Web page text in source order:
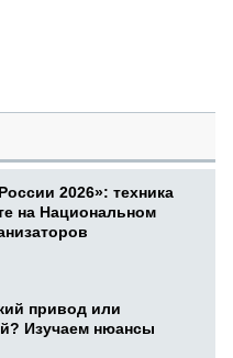
2026»: техника
на Национальном
привод или
Изучаем нюансы